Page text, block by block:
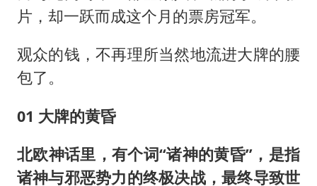
片，却一跃而成这个月的票房冠军。
观众的钱，不再理所当然地流进大牌的腰
包了。
01 大牌的黄昏
北欧神话里，有个词“诸神的黄昏”，是指
诸神与邪恶势力的终极决战，最终导致世